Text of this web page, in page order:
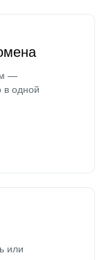
—
в одной
или